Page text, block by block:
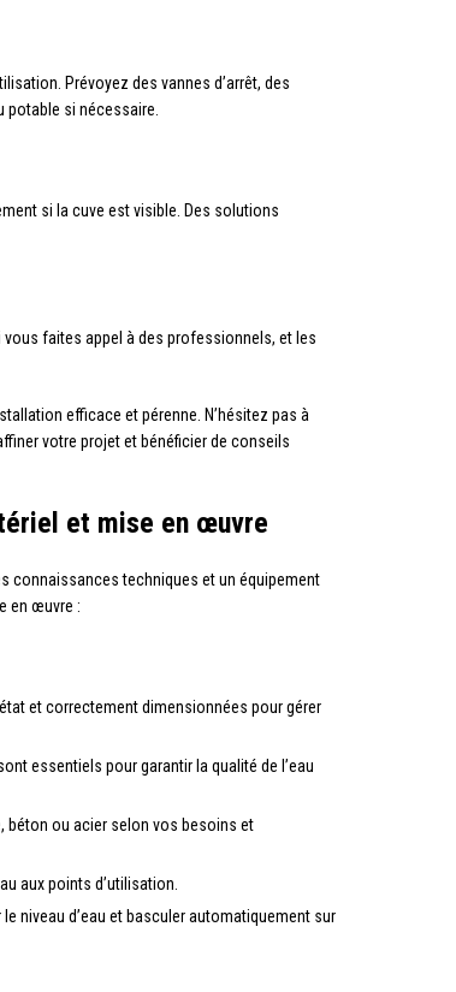
Prévoyez des vannes d’arrêt, des
potable si nécessaire.
si la cuve est visible. Des solutions
vous faites appel à des professionnels, et les
efficace et pérenne. N’hésitez pas à
votre projet et bénéficier de conseils
et mise en œuvre
connaissances techniques et un équipement
en œuvre :
et correctement dimensionnées pour gérer
essentiels pour garantir la qualité de l’eau
béton ou acier selon vos besoins et
aux points d’utilisation.
niveau d’eau et basculer automatiquement sur